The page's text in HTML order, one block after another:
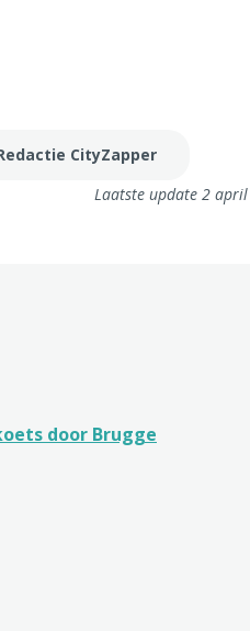
CityZapper
Laatste update 2
door Brugge